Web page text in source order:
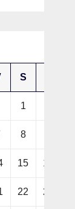
S
1
8
15 16
22 23